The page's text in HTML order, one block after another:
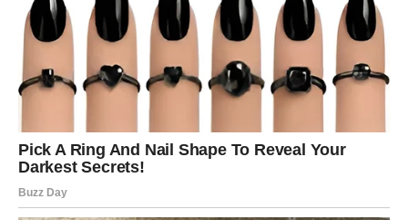
Mnogi Strijelčevi će tokom druge polovine maja ostati
iznenađeni koliko brzo bi se stvari mogle promijeniti
nabolje. Ono što vam dolazi moglo bi vam vratiti vjeru u
sreću i pokazati da ništa kroz šta ste prolazili nije bilo
Sudbina vam sada vraća osmijeh, mir i prilike koje ste
dugo čekali.